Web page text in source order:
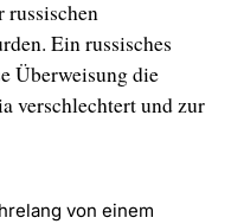
russischen
Ein russisches
Überweisung die
verschlechtert und zur
von einem